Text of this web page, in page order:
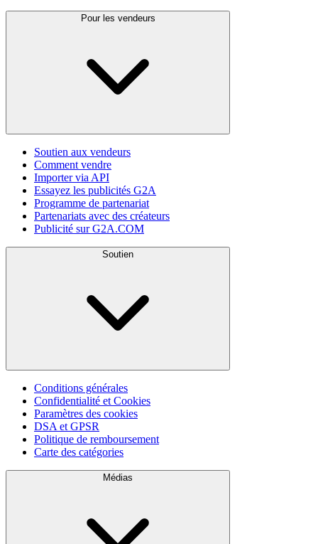
Pour les vendeurs
Soutien aux vendeurs
Comment vendre
Importer via API
Essayez les publicités G2A
Programme de partenariat
Partenariats avec des créateurs
Publicité sur G2A.COM
Soutien
Conditions générales
Confidentialité et Cookies
Paramètres des cookies
DSA et GPSR
Politique de remboursement
Carte des catégories
Médias